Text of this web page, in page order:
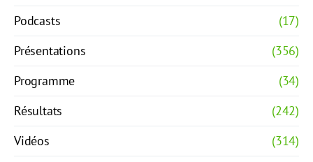
Podcasts
(17)
Présentations
(356)
Programme
(34)
Résultats
(242)
Vidéos
(314)